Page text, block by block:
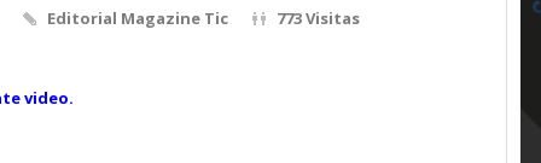
Editorial Magazine Tic
773 Visitas